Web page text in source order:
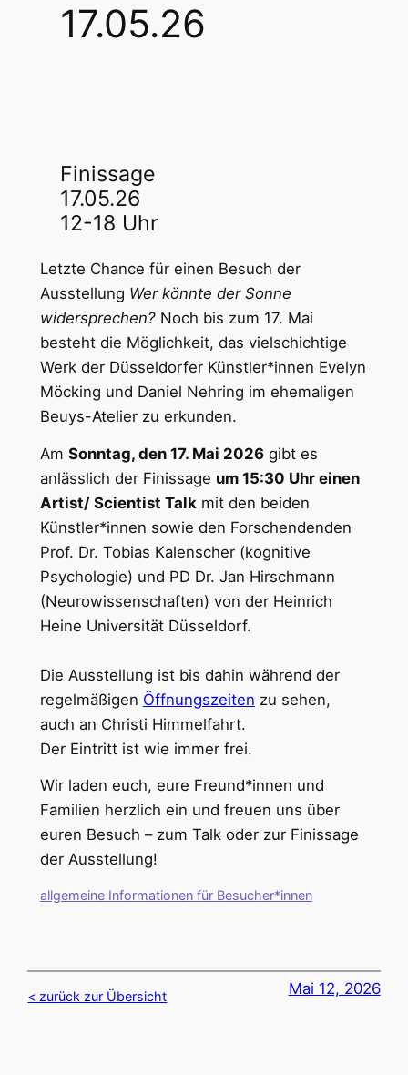
17.05.26
Finissage
17.05.26
12-18 Uhr
Letzte Chance für einen Besuch der
Ausstellung Wer könnte der Sonne
widersprechen? Noch bis zum 17. Mai
besteht die Möglichkeit, das vielschichtige
Werk der Düsseldorfer Künstler*innen Evelyn
Möcking und Daniel Nehring im ehemaligen
Beuys-Atelier zu erkunden.
Am Sonntag, den 17. Mai 2026gibt es
anlässlich der Finissage um 15:30 Uhr einen
Artist/ Scientist Talk mit den beiden
Künstler*innen sowie den Forschendenden
Prof. Dr. Tobias Kalenscher (kognitive
Psychologie) und PD Dr. Jan Hirschmann
(Neurowissenschaften) von der Heinrich
Heine Universität Düsseldorf.
Die Ausstellung ist bis dahin während der
regelmäßigen Öffnungszeiten zu sehen,
auch an Christi Himmelfahrt.
Der Eintritt ist wie immer frei.
Wir laden euch, eure Freund*innen und
Familien herzlich ein und freuen uns über
euren Besuch – zum Talk oder zur Finissage
der Ausstellung!
allgemeine Informationen für Besucher*innen
< zurück zur Übersicht Mai 12, 2026